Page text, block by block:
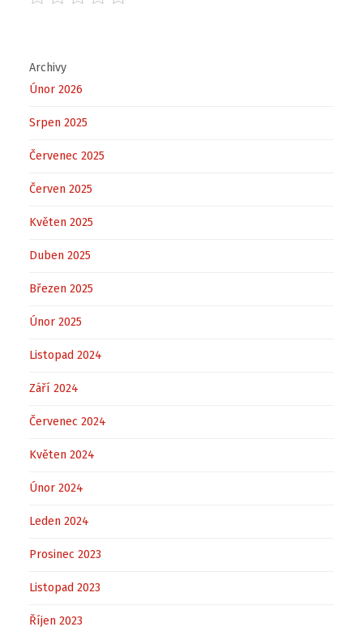
Archivy
Únor 2026
Srpen 2025
Červenec 2025
Červen 2025
Květen 2025
Duben 2025
Březen 2025
Únor 2025
Listopad 2024
Září 2024
Červenec 2024
Květen 2024
Únor 2024
Leden 2024
Prosinec 2023
Listopad 2023
Říjen 2023